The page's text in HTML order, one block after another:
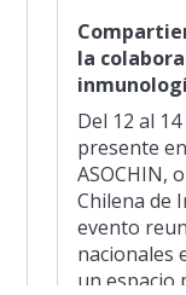
la
Del 12 al
presente
ASOCHIN,
Chilena de
evento
nacionales
un espacio